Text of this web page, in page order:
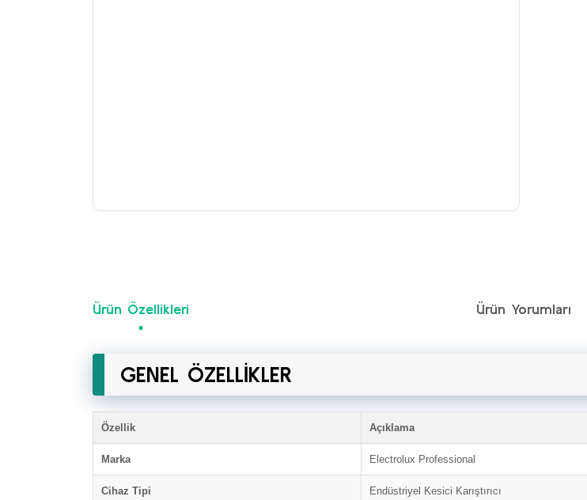
Ürün Özellikleri Ürün Yorumları
GENEL ÖZELLİKLER
Özellik Açıklama
Marka Electrolux Professional
Cihaz Tipi Endüstriyel Kesici Karıştırıcı